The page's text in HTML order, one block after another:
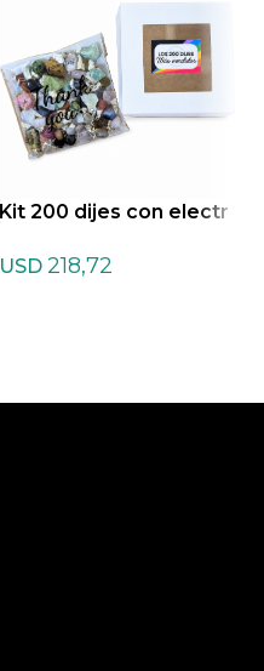
Kit 200 dijes con electr
USD 218,72